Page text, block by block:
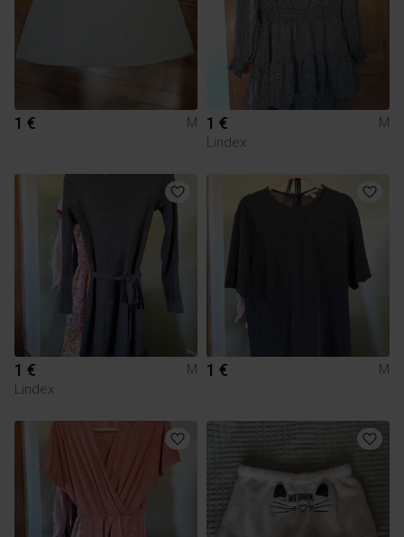
1 € M 1 €
M
Lindex
1 €
M
Lindex
1 € M